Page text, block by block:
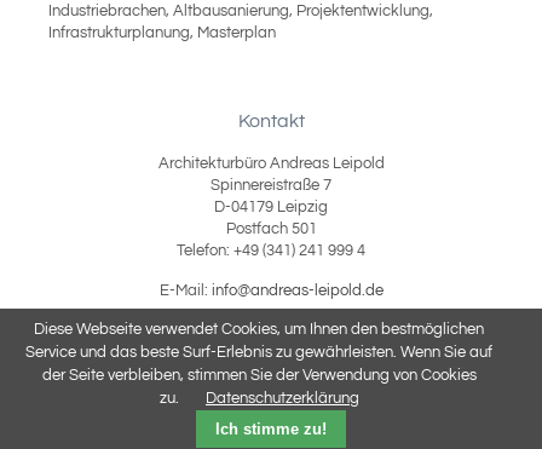
Industriebrachen, Altbausanierung, Projektentwicklung,
Infrastrukturplanung, Masterplan
Kontakt
Architekturbüro Andreas Leipold
Spinnereistraße 7
D-04179 Leipzig
Postfach 501
Telefon: +49 (341) 241 999 4
E-Mail: info@andreas-leipold.de
Impressum
Datenschutzerklärung
Diese Webseite verwendet Cookies, um Ihnen den bestmöglichen
Service und das beste Surf-Erlebnis zu gewährleisten. Wenn Sie auf
der Seite verbleiben, stimmen Sie der Verwendung von Cookies
zu.
Datenschutzerklärung
Ich stimme zu!